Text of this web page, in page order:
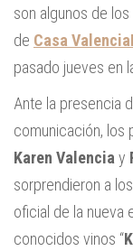
son algunos de
de Casa
pasado jueves en
Ante la presencia
comunicación, los
Karen Valencia y
sorprendieron a
oficial de la nueva
conocidos vinos “